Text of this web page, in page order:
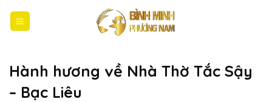
qua
Hành hương về Nhà Thờ Tắc Sậy
– Bạc Liêu